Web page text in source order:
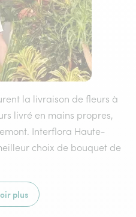
la livraison de fleurs à
livré en mains propres,
Interflora Haute-
choix de bouquet de
plus